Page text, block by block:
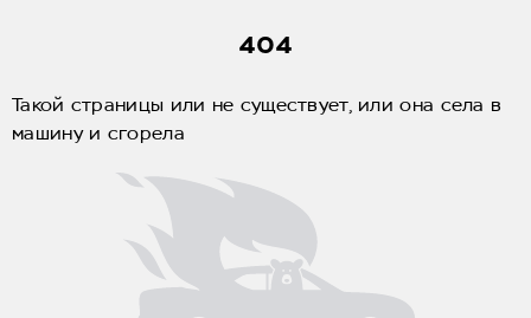
404
Такой страницы или не существует, или она села в
машину и сгорела